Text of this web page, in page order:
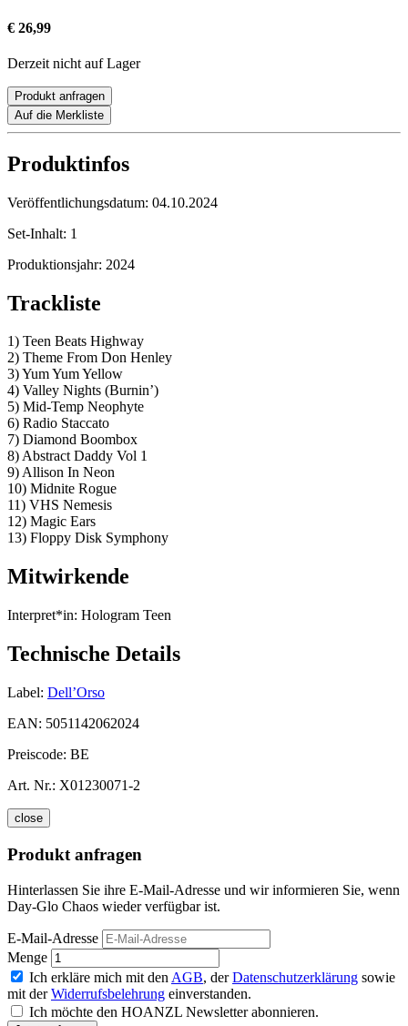
€ 26,99
Derzeit nicht auf Lager
Produkt anfragen
Auf die Merkliste
Produktinfos
Veröffentlichungsdatum: 04.10.2024
Set-Inhalt: 1
Produktionsjahr: 2024
Trackliste
1) Teen Beats Highway
2) Theme From Don Henley
3) Yum Yum Yellow
4) Valley Nights (Burnin’)
5) Mid-Temp Neophyte
6) Radio Staccato
7) Diamond Boombox
8) Abstract Daddy Vol 1
9) Allison In Neon
10) Midnite Rogue
11) VHS Nemesis
12) Magic Ears
13) Floppy Disk Symphony
Mitwirkende
Interpret*in: Hologram Teen
Technische Details
Label: Dell’Orso
EAN: 5051142062024
Preiscode: BE
Art. Nr.: X01230071-2
close
Produkt anfragen
Hinterlassen Sie ihre E-Mail-Adresse und wir informieren Sie, wenn
Day-Glo Chaos wieder verfügbar ist.
E-Mail-Adresse
Menge
Ich erkläre mich mit den AGB, derDatenschutzerklärung sowie
mit derWiderrufsbelehrung einverstanden.
Ich möchte den HOANZL Newsletter abonnieren.